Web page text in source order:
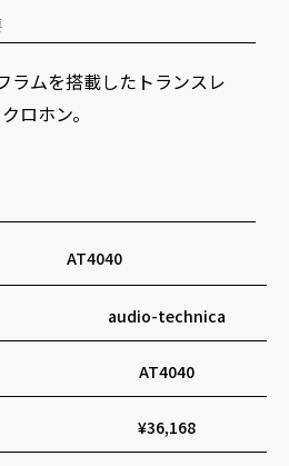
ラムを搭載したトランスレ
ロホン。
AT4040
audio-technica
AT4040
¥36,168